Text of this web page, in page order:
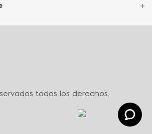
+
de promociones
todos los derechos.